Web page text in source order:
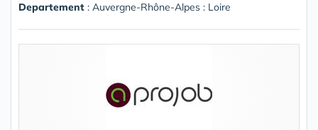
Departement : Auvergne-Rhône-Alpes : Loire